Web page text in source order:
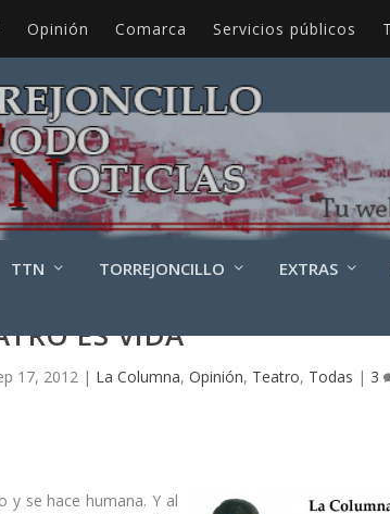
Opinión Comarca Servicios públicos
TTN TORREJONCILLO EXTRAS
ES VIDA
17, 2012 | La Columna,Opinión, Teatro, Todas | 3
y se hace humana. Y al